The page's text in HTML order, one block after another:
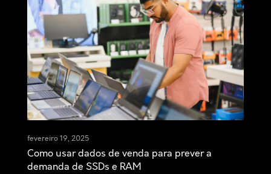
fevereiro 19, 2025
Como usar dados de venda para prever a
demanda de SSDs e RAM